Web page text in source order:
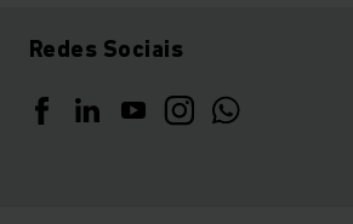
Redes Sociais